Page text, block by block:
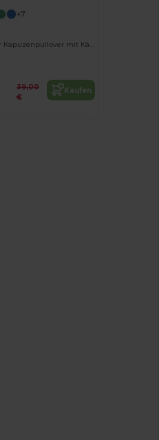
+7
Komfortabler Kapuzenpullover mit Kängurutasche
39,00
€
Kaufen